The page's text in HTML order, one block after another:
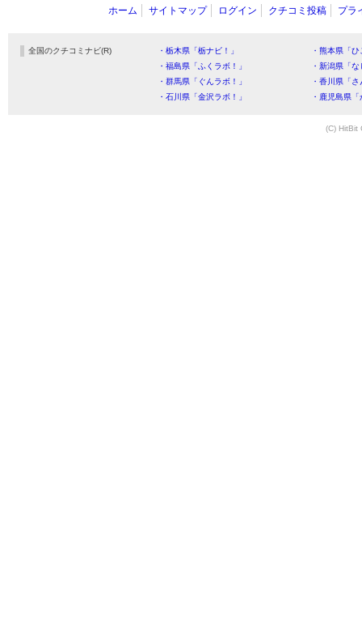
ホーム サイトマップ ログイン クチコミ投稿 プラ
全国のクチコミナビ(R) ・栃木県「栃ナビ！」
・熊本県「
・福島県「ふくラボ！」
・新潟県「
・群馬県「ぐんラボ！」
・香川県「
・石川県「金沢ラボ！」
・鹿児島県
(C) HitBit